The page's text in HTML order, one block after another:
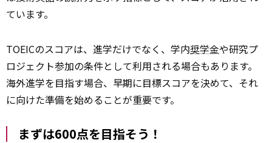
ています。
TOEICのスコアは、進学だけでなく、学内奨学金や研究プ
ロジェクト参加の条件として利用される場合もあります。
海外進学を目指す場合、早期に目標スコアを決めて、それ
に向けた準備を始めることが重要です。
まずは600点を目指そう！